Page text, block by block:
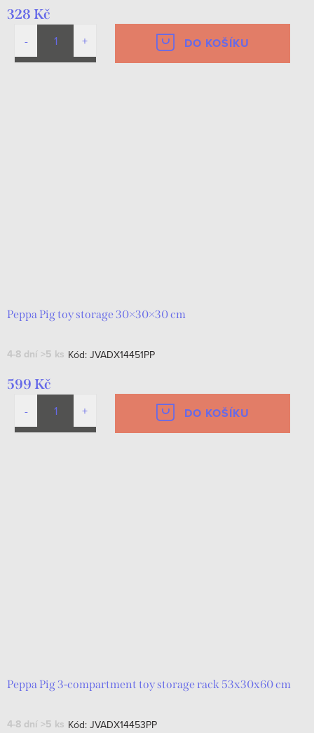
328 Kč
DO KOŠÍKU
Peppa Pig toy storage 30×30×30 cm
4-8 dní >5 ks Kód: JVADX14451PP
599 Kč
DO KOŠÍKU
Peppa Pig 3-compartment toy storage rack 53x30x60 cm
4-8 dní >5 ks Kód: JVADX14453PP